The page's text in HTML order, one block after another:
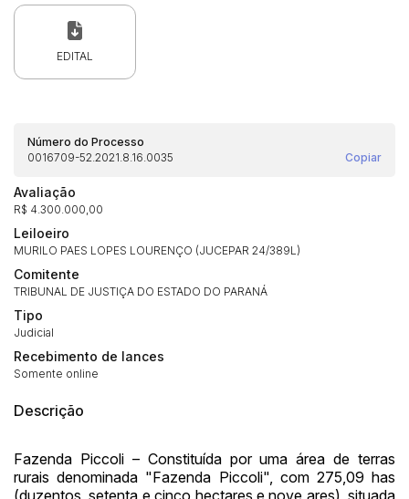
EDITAL
Número do Processo
0016709-52.2021.8.16.0035
Copiar
Avaliação
R$ 4.300.000,00
Leiloeiro
MURILO PAES LOPES LOURENÇO (JUCEPAR 24/389L)
Comitente
TRIBUNAL DE JUSTIÇA DO ESTADO DO PARANÁ
Tipo
Judicial
Recebimento de lances
Somente online
Descrição
Fazenda Piccoli – Constituída por uma área de terras
rurais denominada "Fazenda Piccoli", com 275,09 has